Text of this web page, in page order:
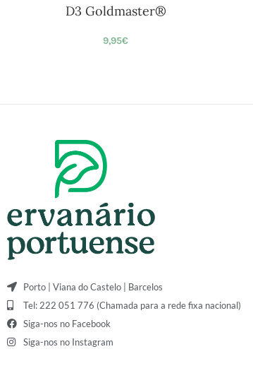
D3 Goldmaster®
9,95€
Porto | Viana do Castelo | Barcelos
Tel: 222 051 776 (Chamada para a rede fixa nacional)
Siga-nos no Facebook
Siga-nos no Instagram